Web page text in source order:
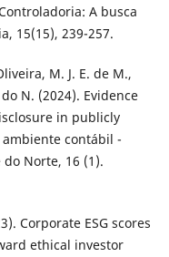
A busca
15(15), 239-257.
M. J. E. de M.,
N. (2024). Evidence
in publicly
contábil -
Norte, 16 (1).
Corporate ESG scores
ethical investor